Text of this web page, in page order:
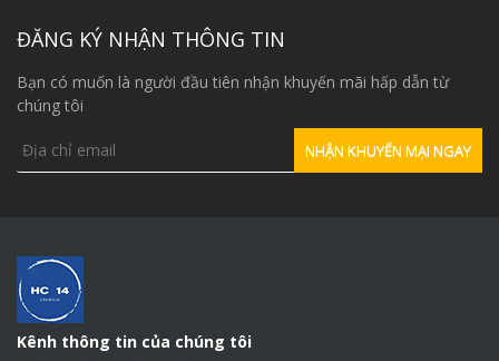
ĐĂNG KÝ NHẬN THÔNG TIN
Bạn có muốn là người đầu tiên nhận khuyến mãi hấp dẫn từ
chúng tôi
Kênh thông tin của chúng tôi